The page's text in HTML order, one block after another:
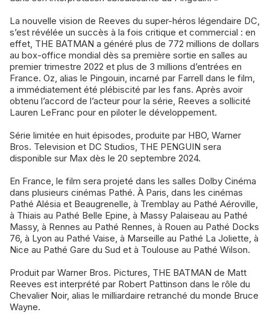
La nouvelle vision de Reeves du super-héros légendaire DC,
s’est révélée un succès à la fois critique et commercial : en
effet, THE BATMAN a généré plus de 772 millions de dollars
au box-office mondial dès sa première sortie en salles au
premier trimestre 2022 et plus de 3 millions d’entrées en
France. Oz, alias le Pingouin, incarné par Farrell dans le film,
a immédiatement été plébiscité par les fans. Après avoir
obtenu l’accord de l’acteur pour la série, Reeves a sollicité
Lauren LeFranc pour en piloter le développement.
Série limitée en huit épisodes, produite par HBO, Warner
Bros. Television et DC Studios, THE PENGUIN sera
disponible sur Max dès le 20 septembre 2024.
En France, le film sera projeté dans les salles Dolby Cinéma
dans plusieurs cinémas Pathé. À Paris, dans les cinémas
Pathé Alésia et Beaugrenelle, à Tremblay au Pathé Aéroville,
à Thiais au Pathé Belle Epine, à Massy Palaiseau au Pathé
Massy, à Rennes au Pathé Rennes, à Rouen au Pathé Docks
76, à Lyon au Pathé Vaise, à Marseille au Pathé La Joliette, à
Nice au Pathé Gare du Sud et à Toulouse au Pathé Wilson.
Produit par Warner Bros. Pictures, THE BATMAN de Matt
Reeves est interprété par Robert Pattinson dans le rôle du
Chevalier Noir, alias le milliardaire retranché du monde Bruce
Wayne.